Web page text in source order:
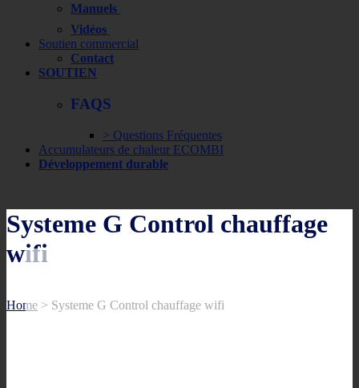
Manuels
Vidéos
Soutien commercial
Contact
SOUTIEN
FAQS
> Questions Fréquentes
Accumulateurs de chaleur ECOMBI
Développement durable
Systeme G Control chauffage
wifi
Home > Systeme G Control chauffage wifi